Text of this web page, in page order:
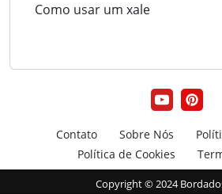
Como usar um xale
Contato Sobre Nós
Política de Cookies
Copyright © 2024